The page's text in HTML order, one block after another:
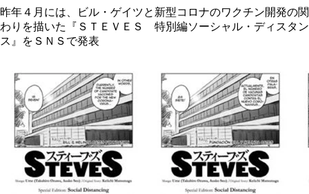
昨年４月には、ビル・ゲイツと新型コロナのワクチン開発の関
わりを描いた『ＳＴＥＶＥＳ 特別編ソーシャル・ディスタン
ス』をＳＮＳで発表